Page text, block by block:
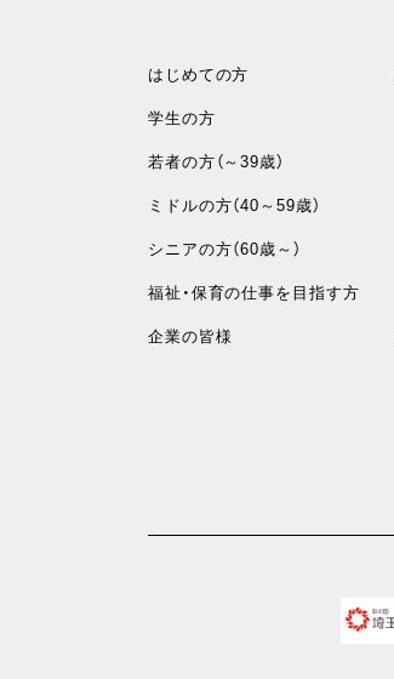
はじめての方
学生の方
若者の方（～39歳）
ミドルの方（40～59歳）
シニアの方（60歳～）
福祉・保育の仕事を目指す方
企業の皆様